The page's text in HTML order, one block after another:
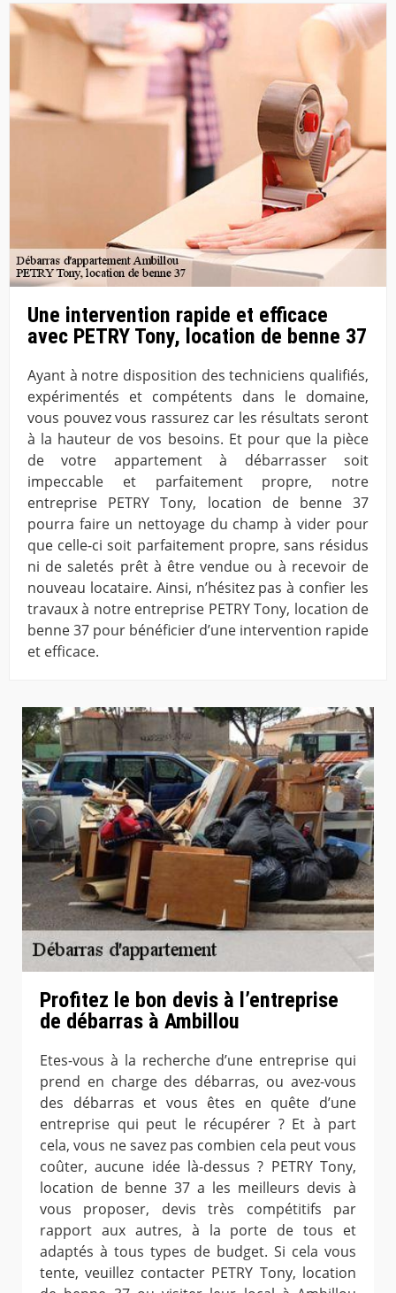
Une intervention rapide et efficace
avec PETRY Tony, location de benne 37
Ayant à notre disposition des techniciens qualifiés,
expérimentés et compétents dans le domaine,
vous pouvez vous rassurez car les résultats seront
à la hauteur de vos besoins. Et pour que la pièce
de votre appartement à débarrasser soit
impeccable et parfaitement propre, notre
entreprise PETRY Tony, location de benne 37
pourra faire un nettoyage du champ à vider pour
que celle-ci soit parfaitement propre, sans résidus
ni de saletés prêt à être vendue ou à recevoir de
nouveau locataire. Ainsi, n’hésitez pas à confier les
travaux à notre entreprise PETRY Tony, location de
benne 37 pour bénéficier d’une intervention rapide
et efficace.
Profitez le bon devis à l’entreprise
de débarras à Ambillou
Etes-vous à la recherche d’une entreprise qui
prend en charge des débarras, ou avez-vous
des débarras et vous êtes en quête d’une
entreprise qui peut le récupérer ? Et à part
cela, vous ne savez pas combien cela peut vous
coûter, aucune idée là-dessus ? PETRY Tony,
location de benne 37 a les meilleurs devis à
vous proposer, devis très compétitifs par
rapport aux autres, à la porte de tous et
adaptés à tous types de budget. Si cela vous
tente, veuillez contacter PETRY Tony, location